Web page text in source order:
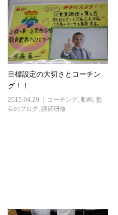
目標設定の大切さとコーチン
グ！！
2015.04.29 コーチング, 動画, 塾
長のブログ, 講師研修